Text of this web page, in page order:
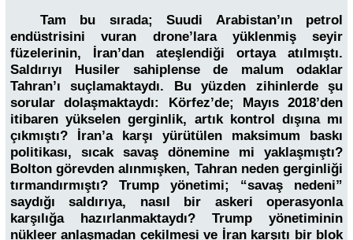
Tam bu sırada; Suudi Arabistan’ın petrol
endüstrisini vuran drone’lara yüklenmiş seyir
füzelerinin, İran’dan ateşlendiği ortaya atılmıştı.
Saldırıyı Husiler sahiplense de malum odaklar
Tahran’ı suçlamaktaydı. Bu yüzden zihinlerde şu
sorular dolaşmaktaydı: Körfez’de; Mayıs 2018’den
itibaren yükselen gerginlik, artık kontrol dışına mı
çıkmıştı? İran’a karşı yürütülen maksimum baskı
politikası, sıcak savaş dönemine mi yaklaşmıştı?
Bolton görevden alınmışken, Tahran neden gerginliği
tırmandırmıştı? Trump yönetimi; “savaş nedeni”
saydığı saldırıya, nasıl bir askeri operasyonla
karşılığa hazırlanmaktaydı? Trump yönetiminin
nükleer anlaşmadan çekilmesi ve İran karşıtı bir blok